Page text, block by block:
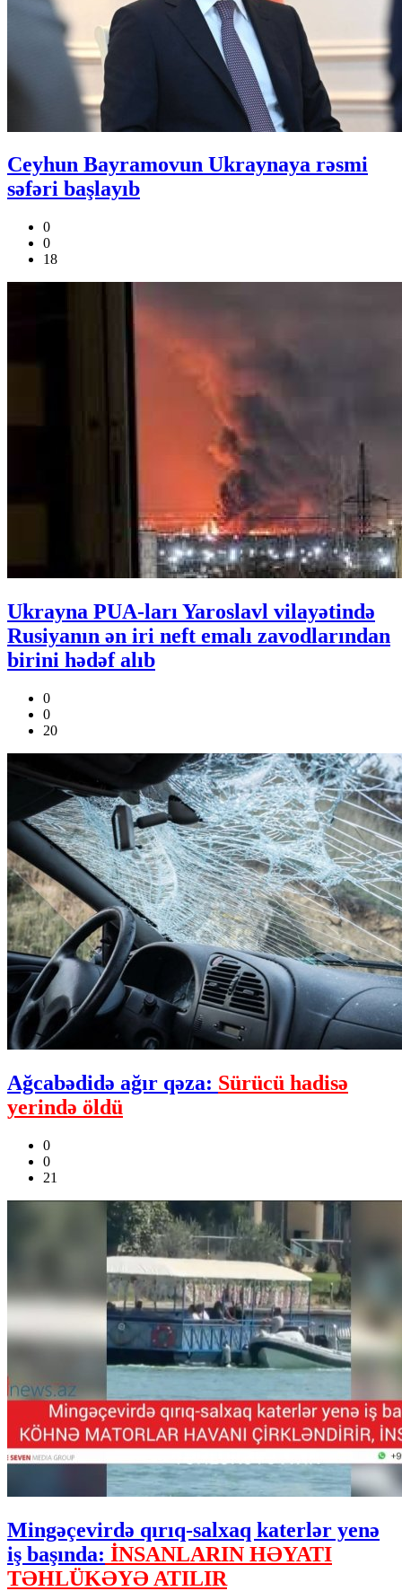
Ceyhun Bayramovun Ukraynaya rəsmi
səfəri başlayıb
0
0
18
Ukrayna PUA-ları Yaroslavl vilayətində
Rusiyanın ən iri neft emalı zavodlarından
birini hədəf alıb
0
0
20
Ağcabədidə ağır qəza: Sürücü hadisə
yerində öldü
0
0
21
Mingəçevirdə qırıq-salxaq katerlər yenə
iş başında: İNSANLARIN HƏYATI
TƏHLÜKƏYƏ ATILIR